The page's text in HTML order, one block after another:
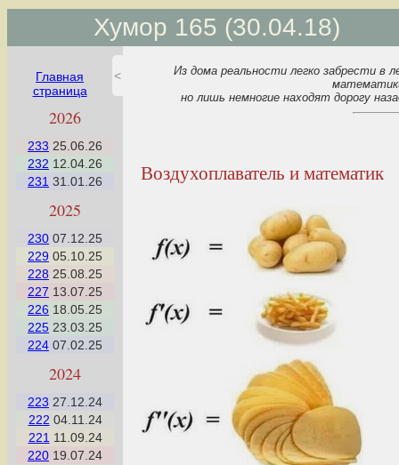
Хумор 165 (30.04.18)
<
Главная
страница
2026
233 25.06.26
232 12.04.26
231 31.01.26
2025
230 07.12.25
229 05.10.25
228 25.08.25
227 13.07.25
226 18.05.25
225 23.03.25
224 07.02.25
2024
223 27.12.24
222 04.11.24
221 11.09.24
220 19.07.24
Если Вы видите это сообщение,
Функциональность сайта
Из дома реальности легко забрести в
но лишь немногие находят дорогу
Воздухоплаватель и математик